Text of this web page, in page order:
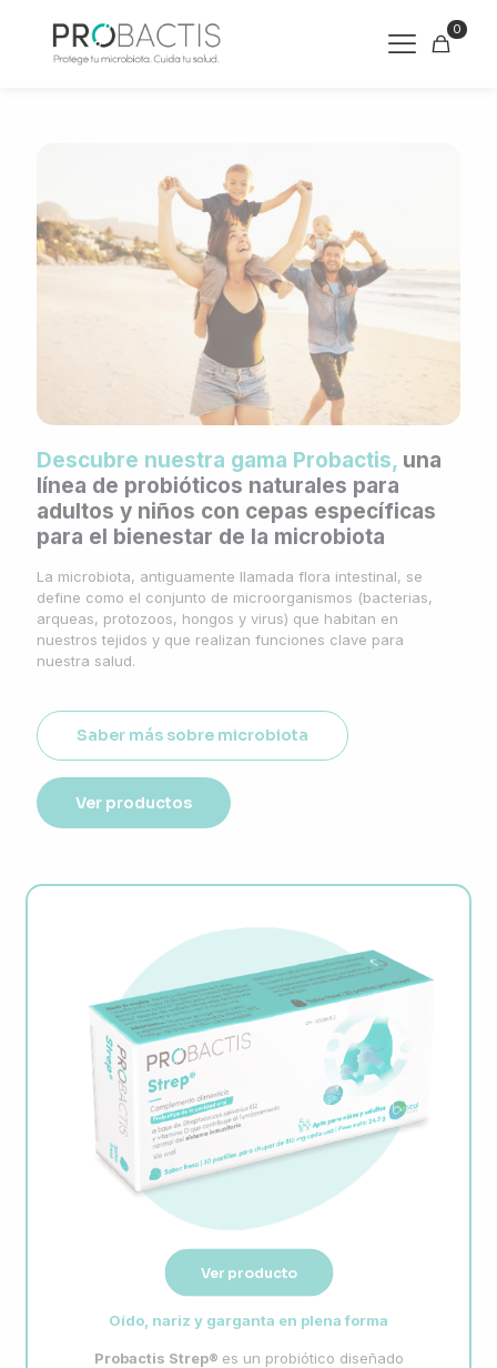
0
Descubre nuestra gama Probactis, una
línea de probióticos naturales para
adultos y niños con cepas específicas
para el bienestar de la microbiota
La microbiota, antiguamente llamada flora intestinal, se
define como el conjunto de microorganismos (bacterias,
arqueas, protozoos, hongos y virus) que habitan en
nuestros tejidos y que realizan funciones clave para
nuestra salud.
Saber más sobre microbiota
Ver productos
Ver producto
Oído, nariz y garganta en plena forma
Probactis Strep® es un probiótico diseñado